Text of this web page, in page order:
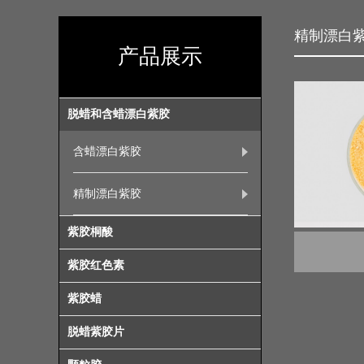
产品展示
脱蜡和含蜡漂白紫胶
含蜡漂白紫胶
精制漂白紫胶
紫胶桐酸
紫胶红色素
紫胶蜡
脱蜡紫胶片
精制漂白